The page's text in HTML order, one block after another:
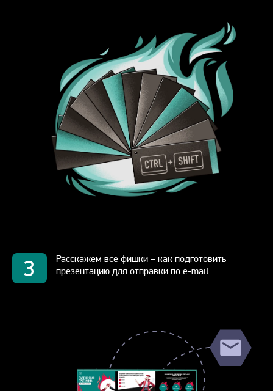
3
Расскажем все фишки – как подготовить
презентацию для отправки по e-mail